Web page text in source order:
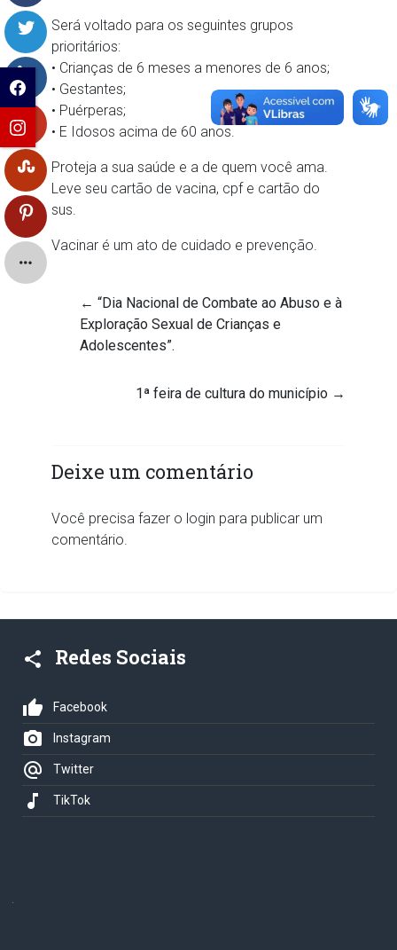
Será voltado para os seguintes grupos
prioritários:
• Crianças de 6 meses a menores de 6 anos;
• Gestantes;
• Puérperas;
• E Idosos acima de 60 anos.
Proteja a sua saúde e a de quem você ama.
Leve seu cartão de vacina, cpf e cartão do
sus.
Vacinar é um ato de cuidado e prevenção.
← “Dia Nacional de Combate ao Abuso e à
Exploração Sexual de Crianças e
Adolescentes”.
1ª feira de cultura do município →
Deixe um comentário
Você precisa fazer o login para publicar um
comentário.
share Redes Sociais
thumb_up Facebook
photo_camera Instagram
alternate_email Twitter
music_note TikTok
.